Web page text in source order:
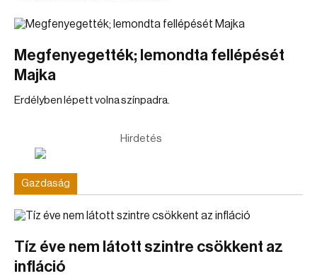
Megfenyegették; lemondta fellépését
Majka
Erdélyben lépett volna színpadra.
Hirdetés
Gazdaság
Tíz éve nem látott szintre csökkent az
infláció